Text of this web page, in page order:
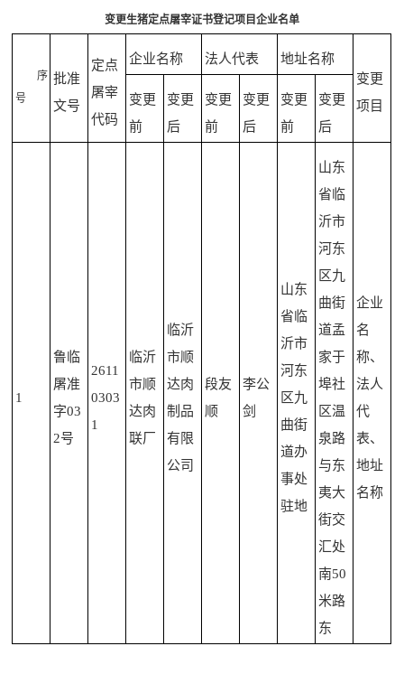
变更生猪定点屠宰证书登记项目企业名单
序
号
批准
文号
定点
屠宰
代码
企业名称 法人代表
地址名称
变更
项目
变更
前
变更
后
变更
前
变更
后
变更
前
变更
后
1
鲁临
屠准
字03
2号
2611
0303
1
临沂
市顺
达肉
联厂
临沂
市顺
达肉
制品
有限
公司
段友
顺
李公
剑
山东
省临
沂市
河东
区九
曲街
道办
事处
驻地
山东
省临
沂市
河东
区九
曲街
道孟
家于
埠社
区温
泉路
与东
夷大
街交
汇处
南50
米路
东
企业
名
称、
法人
代
表、
地址
名称